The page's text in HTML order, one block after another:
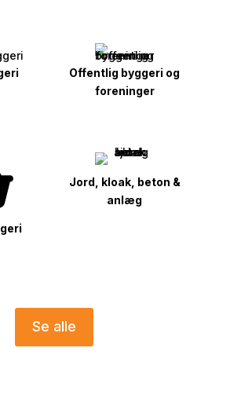
Offentlig byggeri og
foreninger
Jord, kloak, beton &
anlæg
Se alle